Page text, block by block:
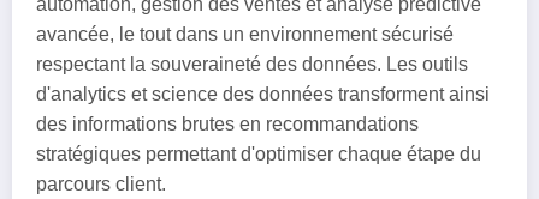
automation, gestion des ventes et analyse prédictive
avancée, le tout dans un environnement sécurisé
respectant la souveraineté des données. Les outils
d'analytics et science des données transforment ainsi
des informations brutes en recommandations
stratégiques permettant d'optimiser chaque étape du
parcours client.